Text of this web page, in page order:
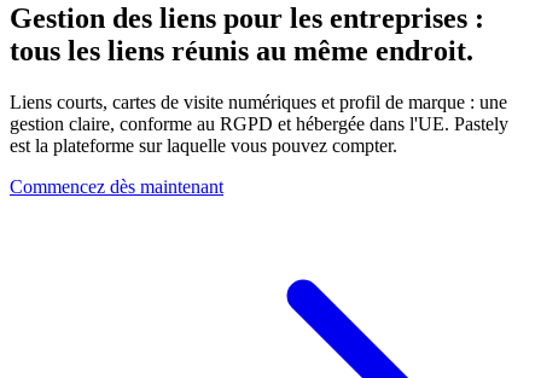
Gestion des liens pour les entreprises :
tous les liens réunis au même endroit.
Liens courts, cartes de visite numériques et profil de marque : une
gestion claire, conforme au RGPD et hébergée dans l'UE. Pastely
est la plateforme sur laquelle vous pouvez compter.
Commencez dès maintenant